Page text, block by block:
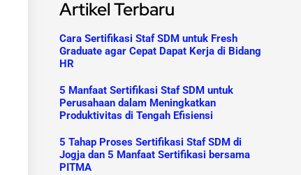
Artikel Terbaru
Cara Sertifikasi Staf SDM untuk Fresh
Graduate agar Cepat Dapat Kerja di Bidang
HR
5 Manfaat Sertifikasi Staf SDM untuk
Perusahaan dalam Meningkatkan
Produktivitas di Tengah Efisiensi
5 Tahap Proses Sertifikasi Staf SDM di
Jogja dan 5 Manfaat Sertifikasi bersama
PITMA